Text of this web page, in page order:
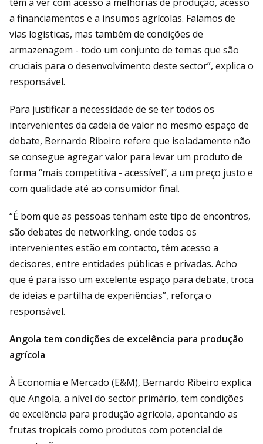
a financiamentos e a insumos agrícolas. Falamos de
vias logísticas, mas também de condições de
armazenagem - todo um conjunto de temas que são
cruciais para o desenvolvimento deste sector”, explica o
responsável.
Para justificar a necessidade de se ter todos os
intervenientes da cadeia de valor no mesmo espaço de
debate, Bernardo Ribeiro refere que isoladamente não
se consegue agregar valor para levar um produto de
forma “mais competitiva - acessível”, a um preço justo e
com qualidade até ao consumidor final.
“É bom que as pessoas tenham este tipo de encontros,
são debates de networking, onde todos os
intervenientes estão em contacto, têm acesso a
decisores, entre entidades públicas e privadas. Acho
que é para isso um excelente espaço para debate, troca
de ideias e partilha de experiências”, reforça o
responsável.
Angola tem condições de excelência para produção
agrícola
À Economia e Mercado (E&M), Bernardo Ribeiro explica
que Angola, a nível do sector primário, tem condições
de excelência para produção agrícola, apontando as
frutas tropicais como produtos com potencial de